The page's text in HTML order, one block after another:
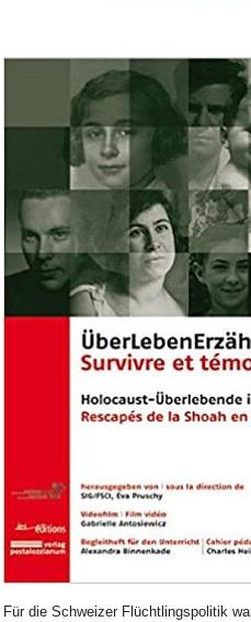
Für die Schweizer Flüchtlingspolitik